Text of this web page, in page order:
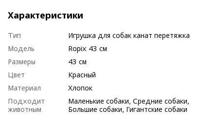
Характеристики
Тип
Игрушка для собак канат перетяжка
Модель
Ropix 43 см
Размеры
43 см
Цвет
Красный
Материал
Хлопок
Подходит
животным
Маленькие собаки, Средние собаки,
Большие собаки, Гигантские собаки